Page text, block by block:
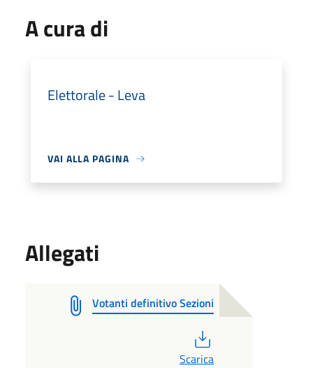
A cura di
Elettorale - Leva
VAI ALLA PAGINA
Allegati
Votanti definitivo Sezioni
Scarica